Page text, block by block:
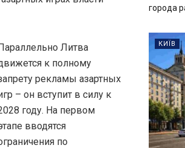
Литва
к полному
рекламы азартных
– он вступит в силу к
году. На первом
вводятся
по
города
КИЇВ